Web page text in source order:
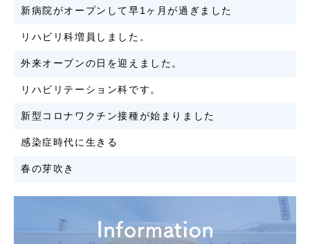
新病院がオープンして早1ヶ月が過ぎました
リハビリ科増員しました。
外来オープンの日を迎えました。
リハビリテーション科です。
新型コロナワクチン接種が始まりました
感染症時代に生きる
春の芽吹き